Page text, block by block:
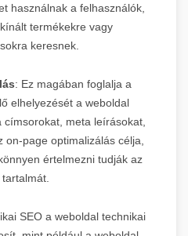
használnak a felhasználók,
termékekre vagy
keresnek.
: Ez magában foglalja a
elhelyezését a weboldal
meta leírásokat,
on-page optimalizálás célja,
értelmezni tudják az
SEO a weboldal technikai